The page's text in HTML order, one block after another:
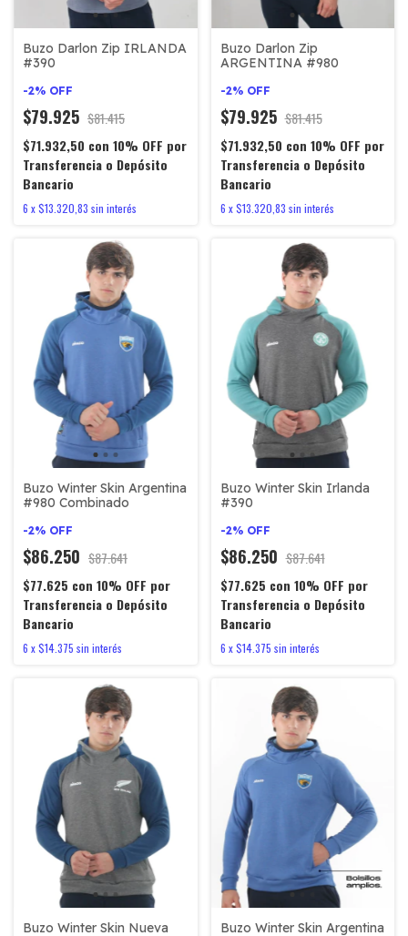
Buzo Darlon Zip IRLANDA
#390
-2% OFF
$79.925 $81.415
$71.932,50 con 10% OFF por
Transferencia o Depósito
Bancario
6 x$13.320,83 sin interés
Buzo Darlon Zip
ARGENTINA #980
-2% OFF
$79.925 $81.415
$71.932,50 con 10% OFF por
Transferencia o Depósito
Bancario
6 x$13.320,83 sin interés
Buzo Winter Skin Argentina
#980 Combinado
-2% OFF
$86.250 $87.641
$77.625 con 10% OFF por
Transferencia o Depósito
Bancario
6 x$14.375 sin interés
Buzo Winter Skin Irlanda
#390
-2% OFF
$86.250 $87.641
$77.625 con 10% OFF por
Transferencia o Depósito
Bancario
6 x$14.375 sin interés
Buzo Winter Skin Nueva
Buzo Winter Skin Argentina